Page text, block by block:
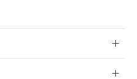
ル酸エステル類４
了までの期間は出
りました。